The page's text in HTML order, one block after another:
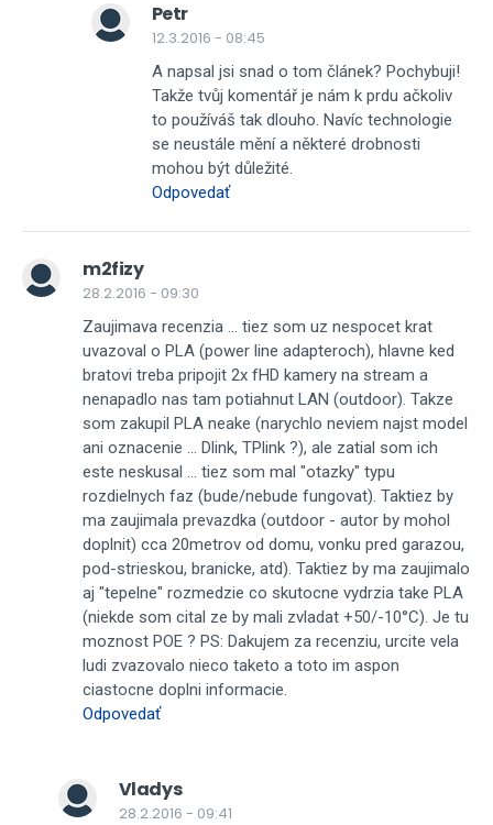
Petr
12.3.2016 - 08:45
A napsal jsi snad o tom článek? Pochybuji!
Takže tvůj komentář je nám k prdu ačkoliv
to používáš tak dlouho. Navíc technologie
se neustále mění a některé drobnosti
mohou být důležité.
Odpovedať
m2fizy
28.2.2016 - 09:30
Zaujimava recenzia ... tiez som uz nespocet krat
uvazoval o PLA (power line adapteroch), hlavne ked
bratovi treba pripojit 2x fHD kamery na stream a
nenapadlo nas tam potiahnut LAN (outdoor). Takze
som zakupil PLA neake (narychlo neviem najst model
ani oznacenie ... Dlink, TPlink ?), ale zatial som ich
este neskusal ... tiez som mal "otazky" typu
rozdielnych faz (bude/nebude fungovat). Taktiez by
ma zaujimala prevazdka (outdoor - autor by mohol
doplnit) cca 20metrov od domu, vonku pred garazou,
pod-strieskou, branicke, atd). Taktiez by ma zaujimalo
aj "tepelne" rozmedzie co skutocne vydrzia take PLA
(niekde som cital ze by mali zvladat +50/-10°C). Je tu
moznost POE ? PS: Dakujem za recenziu, urcite vela
ludi zvazovalo nieco taketo a toto im aspon
ciastocne doplni informacie.
Odpovedať
Vladys
28.2.2016 - 09:41